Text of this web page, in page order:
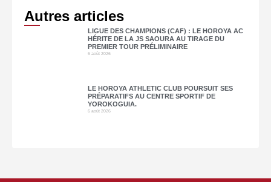
Autres articles
LIGUE DES CHAMPIONS (CAF) : LE HOROYA AC
HÉRITE DE LA JS SAOURA AU TIRAGE DU
PREMIER TOUR PRÉLIMINAIRE
6 août 2026
LE HOROYA ATHLETIC CLUB POURSUIT SES
PRÉPARATIFS AU CENTRE SPORTIF DE
YOROKOGUIA.
6 août 2026